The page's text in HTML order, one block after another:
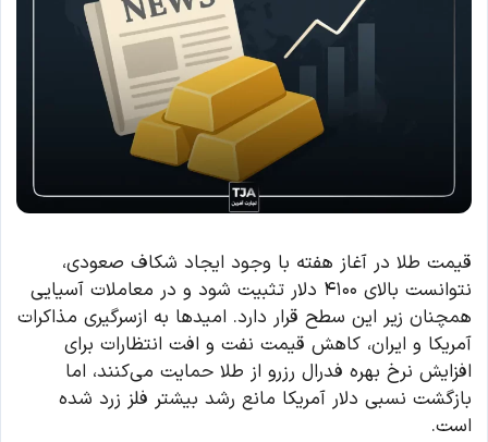
قیمت طلا در آغاز هفته با وجود ایجاد شکاف صعودی،
نتوانست بالای ۴۱۰۰ دلار تثبیت شود و در معاملات آسیایی
همچنان زیر این سطح قرار دارد. امیدها به ازسرگیری مذاکرات
آمریکا و ایران، کاهش قیمت نفت و افت انتظارات برای
افزایش نرخ بهره فدرال رزرو از طلا حمایت می‌کنند، اما
بازگشت نسبی دلار آمریکا مانع رشد بیشتر فلز زرد شده
است.